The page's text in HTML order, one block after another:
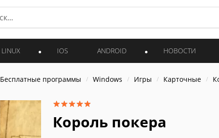
LINUX IOS ANDROID НОВОСТИ
Бесплатные программы Windows Игры Карточные
Король покера